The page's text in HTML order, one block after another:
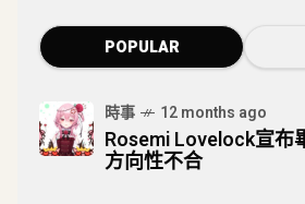
POPULAR
時事 12 months ago
Rosemi Lovelock宣布
方向性不合